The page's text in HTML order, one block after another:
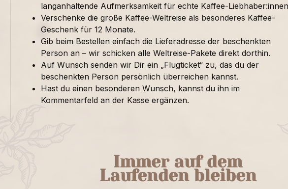
langanhaltende Aufmerksamkeit für echte Kaffee-
Verschenke die große Kaffee-Weltreise als besonderes Kaffee-
Geschenk für 12 Monate.
Gib beim Bestellen einfach die Lieferadresse der beschenkten
Person an – wir schicken alle Weltreise-Pakete direkt dorthin.
Auf Wunsch senden wir Dir ein „Flugticket“ zu, das du der
beschenkten Person persönlich überreichen kannst.
Hast du einen besonderen Wunsch, kannst du ihn im
Kommentarfeld an der Kasse ergänzen.
Immer auf dem
Laufenden bleiben